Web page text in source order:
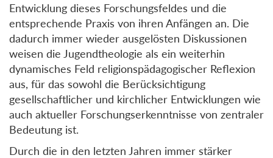
Entwicklung dieses Forschungsfeldes und die
entsprechende Praxis von ihren Anfängen an. Die
dadurch immer wieder ausgelösten Diskussionen
weisen die Jugendtheologie als ein weiterhin
dynamisches Feld religionspädagogischer Reflexion
aus, für das sowohl die Berücksichtigung
gesellschaftlicher und kirchlicher Entwicklungen wie
auch aktueller Forschungserkenntnisse von zentraler
Bedeutung ist.
Durch die in den letzten Jahren immer stärker